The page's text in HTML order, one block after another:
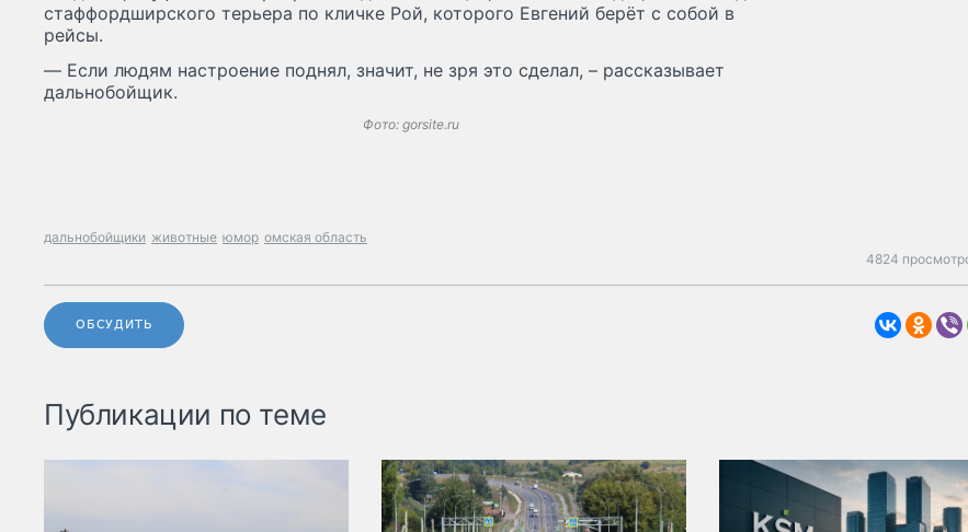
стаффордширского терьера по кличке Рой, которого Евгений берёт с собой в
рейсы.
— Если людям настроение поднял, значит, не зря это сделал, – рассказывает
дальнобойщик.
Фото: gorsite.ru
дальнобойщики животные юмор омская область
4824
ОБСУДИТЬ
Публикации по теме